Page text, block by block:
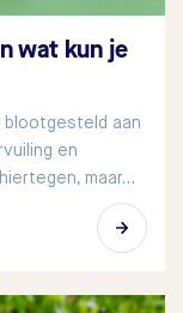
wat kun je
blootgesteld aan
en
maar…